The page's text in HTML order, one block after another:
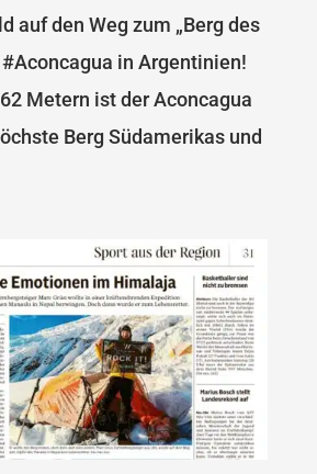
auf den Weg zum „Berg des
in Argentinien!
Metern ist der Aconcagua
Berg Südamerikas und